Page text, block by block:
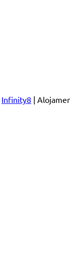
Infinity8 |